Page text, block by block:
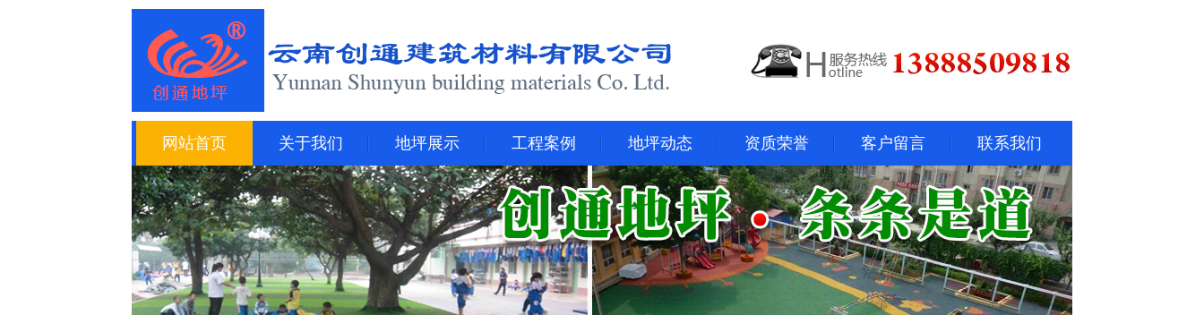
网站首页 关于我们 地坪展示 工程案例 地坪动态 资质荣誉 客户留言 联系我们